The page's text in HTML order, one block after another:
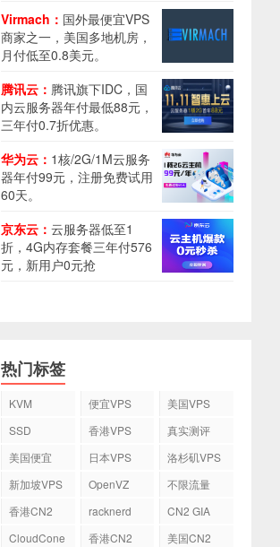
Virmach： 国外最便宜VPS
商家之一，美国多地机房，
月付低至0.8美元。
腾讯云： 腾讯旗下IDC，国
内云服务器年付最低88元，
三年付0.7折优惠。
华为云： 1核/2G/1M云服务
器年付99元，注册免费试用
60天。
京东云： 云服务器低至1
折，4G内存套餐三年付576
元，新用户0元抢
热门标签
KVM 便宜VPS
美国VPS
SSD
香港VPS
真实测评
美国便宜
日本VPS
洛杉矶VPS
新加坡VPS
OpenVZ
不限流量
香港CN2
racknerd
CN2 GIA
CloudCone
香港CN2
美国CN2